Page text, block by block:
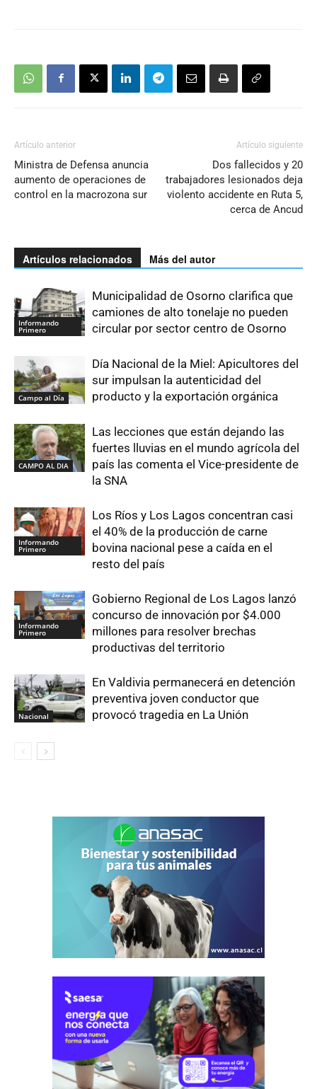
Artículo anterior
Ministra de Defensa anuncia
aumento de operaciones de
control en la macrozona sur
Artículo siguiente
Dos fallecidos y 20
trabajadores lesionados deja
violento accidente en Ruta 5,
cerca de Ancud
Artículos relacionados Más del autor
Informando
Primero
Municipalidad de Osorno clarifica que
camiones de alto tonelaje no pueden
circular por sector centro de Osorno
Campo al Día
Día Nacional de la Miel: Apicultores del
sur impulsan la autenticidad del
producto y la exportación orgánica
CAMPO AL DIA
Las lecciones que están dejando las
fuertes lluvias en el mundo agrícola del
país las comenta el Vice-presidente de
la SNA
Informando
Primero
Los Ríos y Los Lagos concentran casi
el 40% de la producción de carne
bovina nacional pese a caída en el
resto del país
Informando
Primero
Gobierno Regional de Los Lagos lanzó
concurso de innovación por $4.000
millones para resolver brechas
productivas del territorio
Nacional
En Valdivia permanecerá en detención
preventiva joven conductor que
provocó tragedia en La Unión